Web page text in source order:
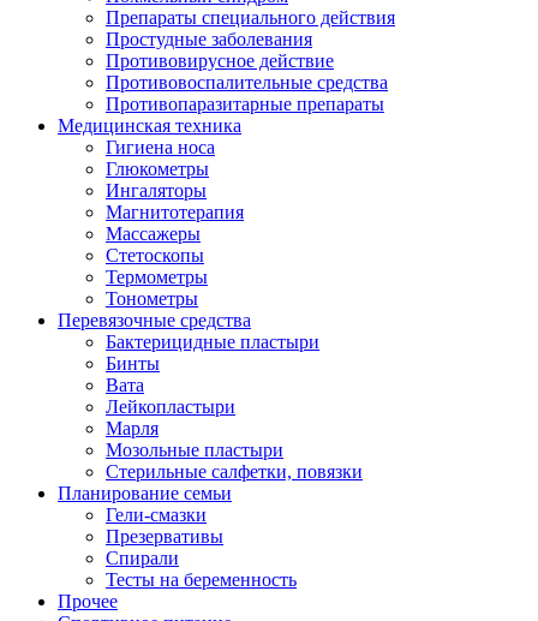
Препараты специального действия
Простудные заболевания
Противовирусное действие
Противовоспалительные средства
Противопаразитарные препараты
Медицинская техника
Гигиена носа
Глюкометры
Ингаляторы
Магнитотерапия
Массажеры
Стетоскопы
Термометры
Тонометры
Перевязочные средства
Бактерицидные пластыри
Бинты
Вата
Лейкопластыри
Марля
Мозольные пластыри
Стерильные салфетки, повязки
Планирование семьи
Гели-смазки
Презервативы
Спирали
Тесты на беременность
Прочее